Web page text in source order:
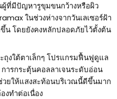
ผู้ที่มีปัญหารูขุมขนกว้างหรือผิว
ในช่วงห่างจากวันเลเซอร์ฝ้า
น โดยยังคงหลักปลอดภัยไว้ตั้งต้น
ถุงใต้ตาเล็กๆ โปรแกรมฟื้นฟูดูแล
ารกระตุ้นคอลลาเจนระดับอ่อน
ยให้แสงสะท้อนบริเวณนี้ดีขึ้นมาก
งทำต่อเนื่อง